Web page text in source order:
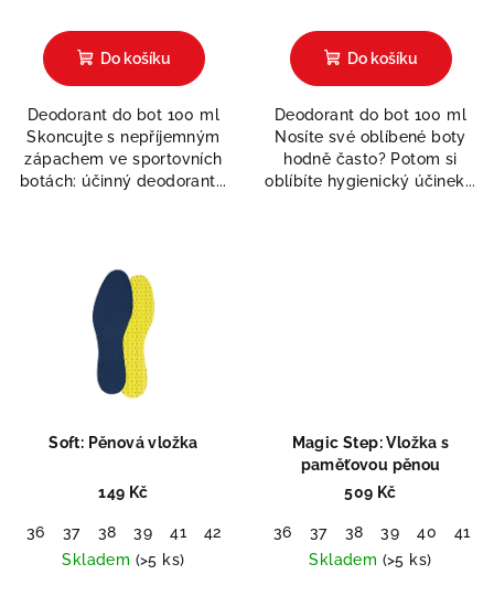
hodnocení
produktu
z
5
hvězdiček.
Do košíku
Deodorant do bot 100 ml
Skoncujte s nepříjemným
zápachem ve sportovních
botách: účinný deodorant...
Do košíku
Deodorant do bot 100 ml
Nosíte své oblíbené boty
hodně často? Potom si
oblíbíte hygienický účinek...
Soft: Pěnová vložka
149 Kč
36 37 38 39 41 42 44 45 46 47
48
Skladem (>5 ks)
Magic Step: Vložka s
paměťovou pěnou
509 Kč
36 37 38 39 40 41
Skladem (>5 ks)